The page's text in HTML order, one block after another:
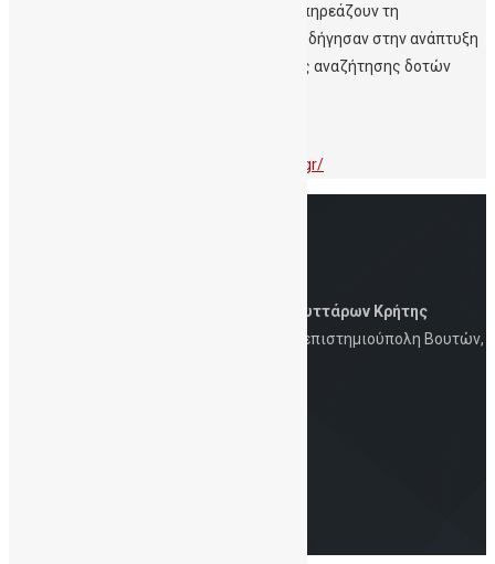
συχνότητα των γενετικών δεικτών που επηρεάζουν τη
συμβατότητα κατά τη μεταμόσχευση και οδήγησαν στην ανάπτυξη
του πρώτου ψηφιακού εργαλείου έξυπνης αναζήτησης δοτών
https://healthcareawards.boussiasevents.gr/
Δημόσια Τράπεζα Ομφαλικών Βλαστοκυττάρων Κρήτης
Iατρική Σχολή, Πανεπιστήμιο Κρήτης, Πανεπιστημιούπολη Βουτών,